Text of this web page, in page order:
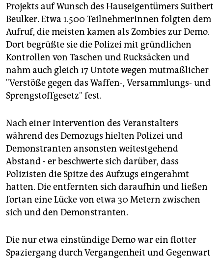
Projekts auf Wunsch des Hauseigentümers Suitbert
Beulker. Etwa 1.500 TeilnehmerInnen folgten dem
Aufruf, die meisten kamen als Zombies zur Demo.
Dort begrüßte sie die Polizei mit gründlichen
Kontrollen von Taschen und Rucksäcken und
nahm auch gleich 17 Untote wegen mutmaßlicher
"Verstöße gegen das Waffen-, Versammlungs- und
Sprengstoffgesetz" fest.
Nach einer Intervention des Veranstalters
während des Demozugs hielten Polizei und
Demonstranten ansonsten weitestgehend
Abstand - er beschwerte sich darüber, dass
Polizisten die Spitze des Aufzugs eingerahmt
hatten. Die entfernten sich daraufhin und ließen
fortan eine Lücke von etwa 30 Metern zwischen
sich und den Demonstranten.
Die nur etwa einstündige Demo war ein flotter
Spaziergang durch Vergangenheit und Gegenwart